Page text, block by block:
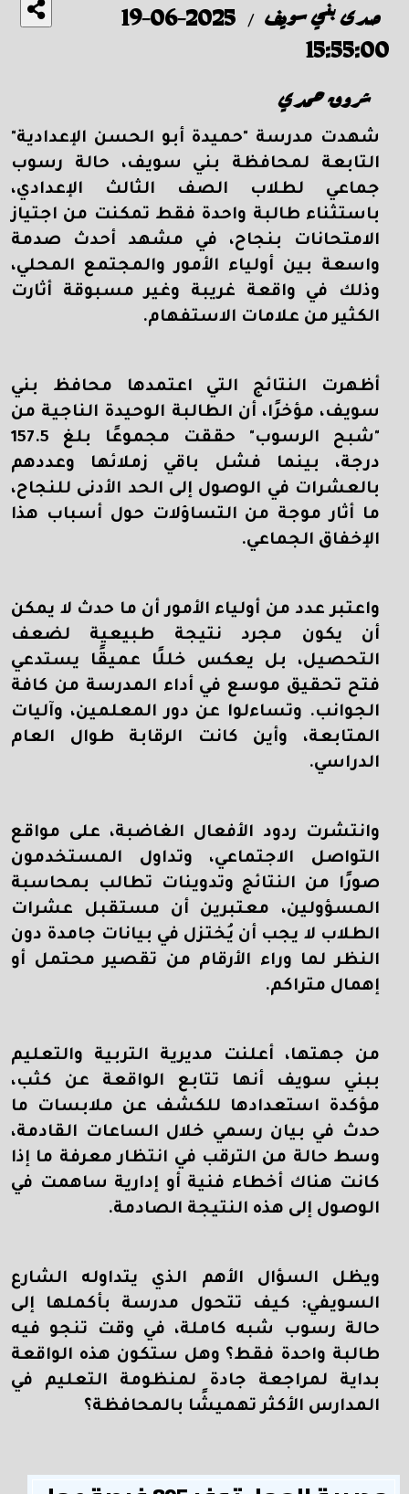
صدى بني سويف /
2025-06-19
15:55:00
شروق حمدي
شهدت مدرسة "حميدة أبو الحسن الإعدادية"
التابعة لمحافظة بني سويف، حالة رسوب
جماعي لطلاب الصف الثالث الإعدادي،
باستثناء طالبة واحدة فقط تمكنت من اجتياز
الامتحانات بنجاح، في مشهد أحدث صدمة
واسعة بين أولياء الأمور والمجتمع المحلي،
وذلك في واقعة غريبة وغير مسبوقة أثارت
الكثير من علامات الاستفهام.
أظهرت النتائج التي اعتمدها محافظ بني
سويف، مؤخرًا، أن الطالبة الوحيدة الناجية من
"شبح الرسوب" حققت مجموعًا بلغ 157.5
درجة، بينما فشل باقي زملائها وعددهم
بالعشرات في الوصول إلى الحد الأدنى للنجاح،
ما أثار موجة من التساؤلات حول أسباب هذا
الإخفاق الجماعي.
واعتبر عدد من أولياء الأمور أن ما حدث لا يمكن
أن يكون مجرد نتيجة طبيعية لضعف
التحصيل، بل يعكس خللًا عميقًا يستدعي
فتح تحقيق موسع في أداء المدرسة من كافة
الجوانب. وتساءلوا عن دور المعلمين، وآليات
المتابعة، وأين كانت الرقابة طوال العام
الدراسي.
وانتشرت ردود الأفعال الغاضبة، على مواقع
التواصل الاجتماعي، وتداول المستخدمون
صورًا من النتائج وتدوينات تطالب بمحاسبة
المسؤولين، معتبرين أن مستقبل عشرات
الطلاب لا يجب أن يُختزل في بيانات جامدة دون
النظر لما وراء الأرقام من تقصير محتمل أو
إهمال متراكم.
من جهتها، أعلنت مديرية التربية والتعليم
ببني سويف أنها تتابع الواقعة عن كثب،
مؤكدة استعدادها للكشف عن ملابسات ما
حدث في بيان رسمي خلال الساعات القادمة،
وسط حالة من الترقب في انتظار معرفة ما إذا
كانت هناك أخطاء فنية أو إدارية ساهمت في
الوصول إلى هذه النتيجة الصادمة.
ويظل السؤال الأهم الذي يتداوله الشارع
السويفي: كيف تتحول مدرسة بأكملها إلى
حالة رسوب شبه كاملة، في وقت تنجو فيه
طالبة واحدة فقط؟ وهل ستكون هذه الواقعة
بداية لمراجعة جادة لمنظومة التعليم في
المدارس الأكثر تهميشًا بالمحافظة؟